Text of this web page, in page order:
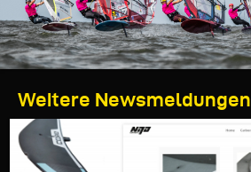
Weitere Newsmeldungen